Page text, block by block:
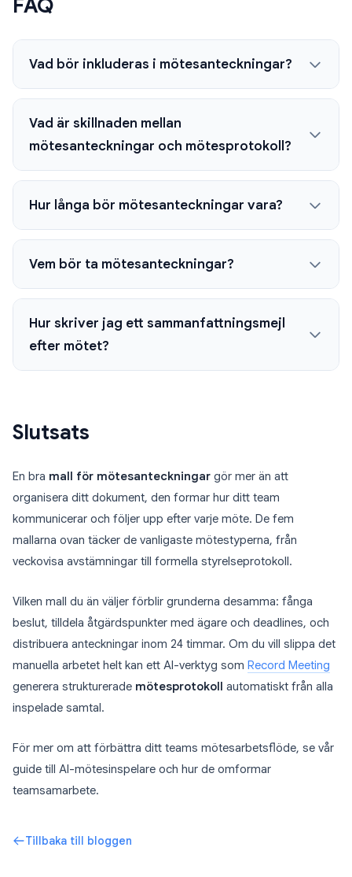
FAQ
Vad bör inkluderas i mötesanteckningar?
Vad är skillnaden mellan
mötesanteckningar och mötesprotokoll?
Hur långa bör mötesanteckningar vara?
Vem bör ta mötesanteckningar?
Hur skriver jag ett sammanfattningsmejl
efter mötet?
Slutsats
En bra mall för mötesanteckningar gör mer än att
organisera ditt dokument, den formar hur ditt team
kommunicerar och följer upp efter varje möte. De fem
mallarna ovan täcker de vanligaste mötestyperna, från
veckovisa avstämningar till formella styrelseprotokoll.
Vilken mall du än väljer förblir grunderna desamma: fånga
beslut, tilldela åtgärdspunkter med ägare och deadlines, och
distribuera anteckningar inom 24 timmar. Om du vill slippa det
manuella arbetet helt kan ett AI-verktyg som Record Meeting
generera strukturerade mötesprotokoll
automatiskt från alla
inspelade samtal.
För mer om att förbättra ditt teams mötesarbetsflöde, se vår
guide till AI-mötesinspelare och hur de omformar
teamsamarbete.
Tillbaka till bloggen